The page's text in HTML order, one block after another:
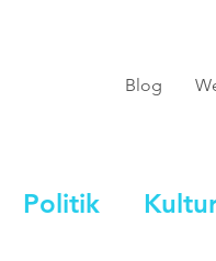
Blog
Politik